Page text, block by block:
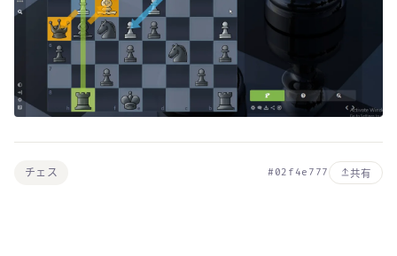
チェス #02f4e777 共有